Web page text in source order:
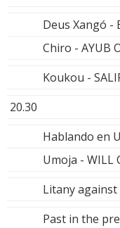
Deus Xangó -
Chiro - AYUB
Koukou -
20.30
Hablando en
Umoja - WILL
Litany against
Past in the